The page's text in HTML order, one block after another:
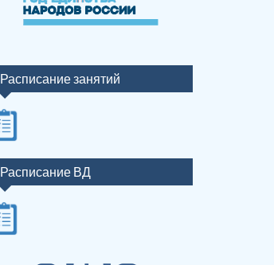
Расписание занятий
Расписание ВД